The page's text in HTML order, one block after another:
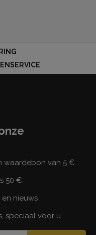
waardebon van 5 €
50 €.
nieuws
speciaal voor u